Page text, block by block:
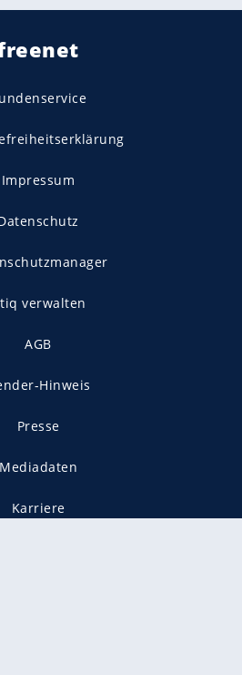
Impressum
verwalten
AGB
Hinweis
Presse
Mediadaten
Karriere